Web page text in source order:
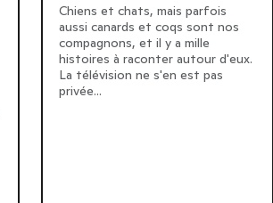
Chiens et chats, mais parfois
aussi canards et coqs sont nos
compagnons, et il y a mille
histoires à raconter autour d'eux.
La télévision ne s'en est pas
privée...